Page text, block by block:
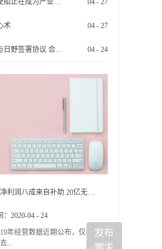
无人驾驶船正在成为产业前沿热点 04 - 27
术 04 - 27
比亚迪与日野签署协议 合作开发纯电动商用车 04 - 24
科大讯飞：净利润八成来自补助 20亿无形资产虚胖
2020-04 - 24
年经营数据近期公布，仅看数
...